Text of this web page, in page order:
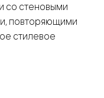
со стеновыми
повторяющими
стилевое